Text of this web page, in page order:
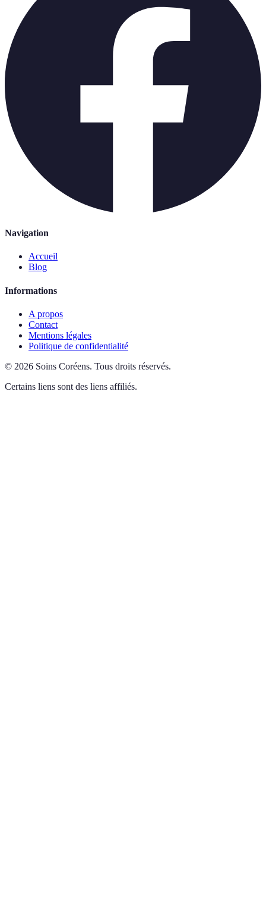
Navigation
Accueil
Blog
Informations
A propos
Contact
Mentions légales
Politique de confidentialité
© 2026 Soins Coréens. Tous droits réservés.
Certains liens sont des liens affiliés.